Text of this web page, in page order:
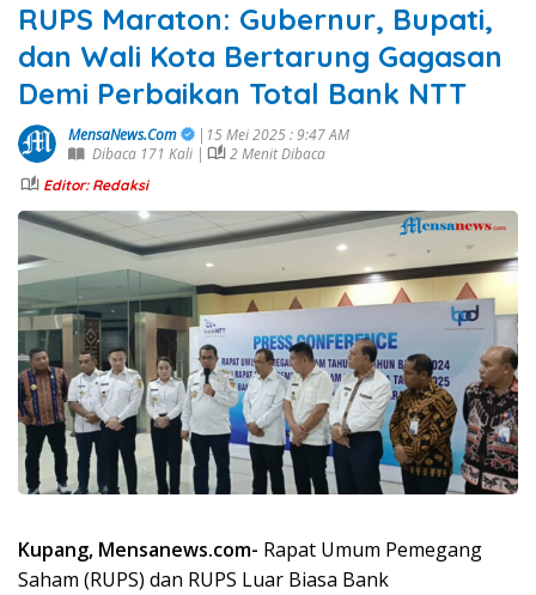
RUPS Maraton: Gubernur, Bupati,
dan Wali Kota Bertarung Gagasan
Demi Perbaikan Total Bank NTT
MensaNews.Com
|15 Mei 2025 : 9:47 AM
Dibaca 171 Kali |
2 Menit Dibaca
Editor: Redaksi
Kupang, Mensanews.com- Rapat Umum Pemegang
Saham (RUPS) dan RUPS Luar Biasa Bank